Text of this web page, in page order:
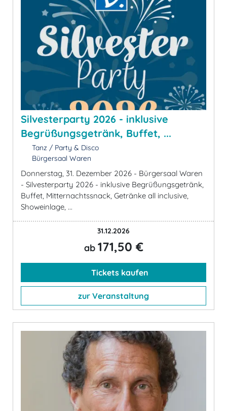
Silvesterparty 2026 - inklusive
Begrüßungsgetränk, Buffet, ...
Tanz / Party & Disco
Bürgersaal Waren
Donnerstag, 31. Dezember 2026 - Bürgersaal Waren
- Silvesterparty 2026 - inklusive Begrüßungsgetränk,
Buffet, Mitternachtssnack, Getränke all inclusive,
Showeinlage, ...
31.12.2026
ab 171,50 €
Tickets kaufen
zur Veranstaltung